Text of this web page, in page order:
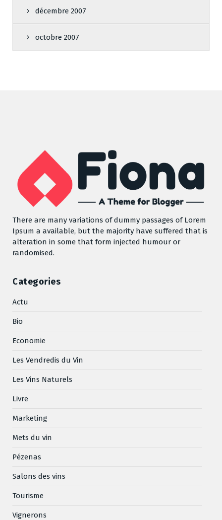
décembre 2007
octobre 2007
There are many variations of dummy passages of Lorem
Ipsum a available, but the majority have suffered that is
alteration in some that form injected humour or
randomised.
Categories
Actu
Bio
Economie
Les Vendredis du Vin
Les Vins Naturels
Livre
Marketing
Mets du vin
Pézenas
Salons des vins
Tourisme
Vignerons